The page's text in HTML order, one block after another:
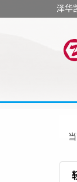
泽华